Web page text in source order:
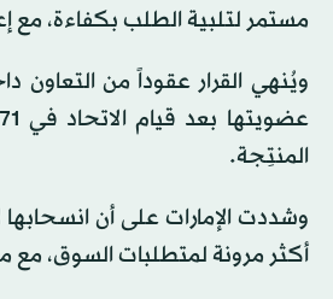
مستمر لتلبية الطلب بكفاءة، مع
المنتِجة.
وشددت الإمارات على أن انسحابها
أكثر مرونة لمتطلبات السوق، مع